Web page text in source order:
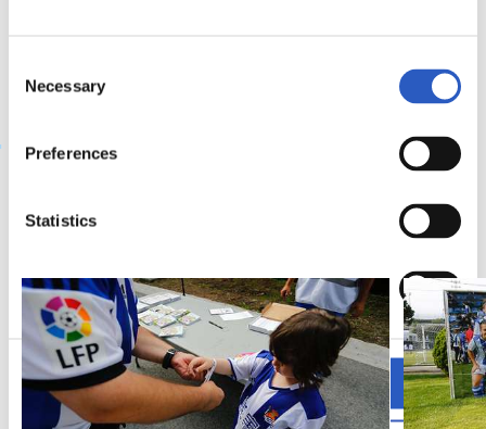
Selection
Necessary
Preferences
Statistics
Marketing
Allow all